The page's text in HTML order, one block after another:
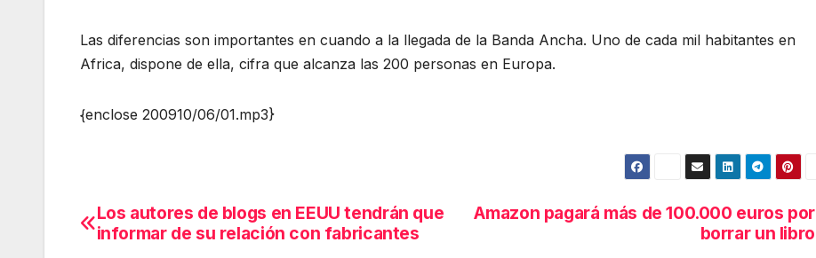
Las diferencias son importantes en cuando a la llegada de la Banda Ancha. Uno de cada mil habitantes en
Africa, dispone de ella, cifra que alcanza las 200 personas en Europa.
{enclose 200910/06/01.mp3}
Navegación
Amazon pagará más de 100.000 euros por
borrar un libro
Los autores de blogs en EEUU tendrán que
informar de su relación con fabricantes